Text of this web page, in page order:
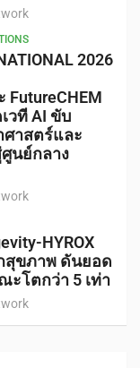
2026
FutureCHEM
เวที AI ขับ
าสตร์และ
นย์กลาง
HYROX
สุขภาพ ดันยอด
ะโตกว่า 5 เท่า